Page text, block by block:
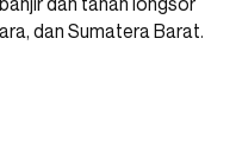
dan Sumatera Barat.